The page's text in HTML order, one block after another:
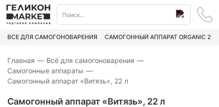
ВСЁ ДЛЯ САМОГОНОВАРЕНИЯ САМОГОННЫЙ АППАРАТ ORGANIC 2
Главная — Всё для самогоноварения —
Самогонные аппараты —
Самогонный аппарат «Витязь», 22 л
Самогонный аппарат «Витязь», 22 л